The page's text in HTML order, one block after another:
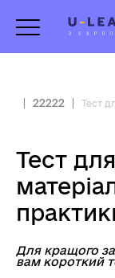
22222 Тест
Тест
Для кращого
вам короткий